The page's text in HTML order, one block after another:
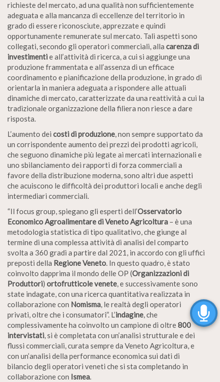
richieste del mercato, ad una qualità non sufficientemente
adeguata e alla mancanza di eccellenze del territorio in
grado di essere riconosciute, apprezzate e quindi
opportunamente remunerate sul mercato. Tali aspetti sono
collegati, secondo gli operatori commerciali, alla carenza di
investimentie all’attività di ricerca, a cui si aggiunge una
produzione frammentata e all’assenza di un efficace
coordinamento e pianificazione della produzione, in grado di
orientarla in maniera adeguata a rispondere alle attuali
dinamiche di mercato, caratterizzate da una reattività a cui la
tradizionale organizzazione della filiera non riesce a dare
risposta.
L’aumento dei costi di produzione, non sempre supportato da
un corrispondente aumento dei prezzi dei prodotti agricoli,
che seguono dinamiche più legate ai mercati internazionali e
uno sbilanciamento dei rapporti di forza commerciali a
favore della distribuzione moderna, sono altri due aspetti
che acuiscono le difficoltà dei produttori locali e anche degli
intermediari commerciali.
“Il focus group, spiegano gli esperti dell’Osservatorio
Economico Agroalimentare di Veneto Agricoltura – è una
metodologia statistica di tipo qualitativo, che giunge al
termine di una complessa attività di analisi del comparto
svolta a 360 gradi a partire dal 2021, in accordo con gli uffici
preposti della Regione Veneto. In questo quadro, è stato
coinvolto dapprima il mondo delle OP (Organizzazioni di
Produttori) ortofrutticole venete, e successivamente sono
state indagate, con una ricerca quantitativa realizzata in
collaborazione con Nomisma, le realtà degli operatori
privati, oltre che i consumatori”. L’indagine, che
complessivamente ha coinvolto un campione di oltre800
intervistati, si è completata con un’analisi strutturale e dei
flussi commerciali, curata sempre da Veneto Agricoltura, e
con un’analisi della performance economica sui dati di
bilancio degli operatori veneti che si sta completando in
collaborazione con Ismea.